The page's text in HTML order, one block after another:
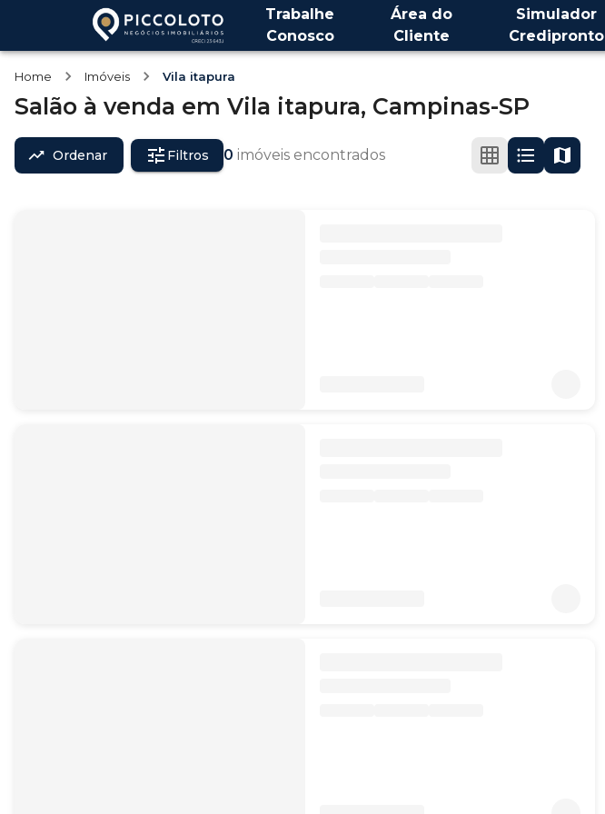
Trabalhe
Conosco
Área do
Cliente
Simulador
Credipronto
Home Imóveis Vila itapura
Salão à venda em Vila itapura, Campinas-SP
Ordenar Filtros 0 imóveis encontrados